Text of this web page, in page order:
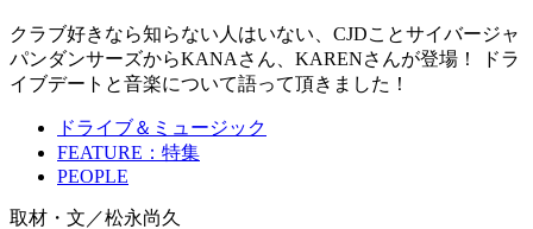
クラブ好きなら知らない人はいない、CJDことサイバージャ
パンダンサーズからKANAさん、KARENさんが登場！ ドラ
イブデートと音楽について語って頂きました！
ドライブ＆ミュージック
FEATURE：特集
PEOPLE
取材・文／松永尚久